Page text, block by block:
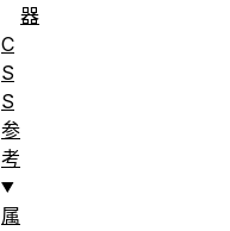
器
C
S
S
参
考
属